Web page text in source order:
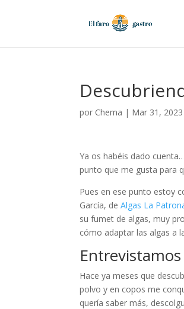
por Chema | Mar 31, 2023
Ya os habéis dado
punto que me gusta para
Pues en ese punto estoy
García, deAlgas La
su fumet de algas, muy
cómo adaptar las algas a
Hace ya meses que
polvo y en copos me
quería saber más,